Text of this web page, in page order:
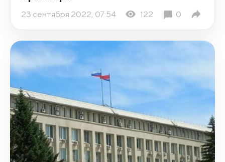
23 сентября 2022, 07:54 122 0